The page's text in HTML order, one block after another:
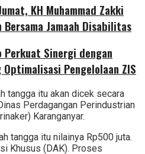
KH Muhammad Zakki
Bersama Jamaah Disabilitas
Perkuat Sinergi dengan
Pengelolaan ZIS
tangga itu akan dicek secara
Perdagangan Perindustrian
Karanganyar.
tangga itu nilainya Rp500 juta.
Khusus (DAK). Proses